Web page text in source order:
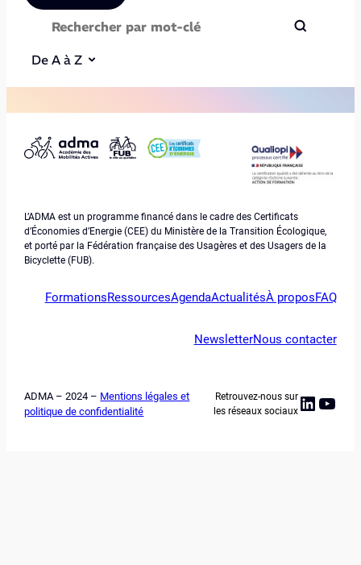
De A à Z
L’ADMA est un programme financé dans le cadre des Certificats
d’Économies d’Energie (CEE) du Ministère de la Transition Écologique,
et porté par la Fédération française des Usagères et des Usagers de la
Bicyclette (FUB).
FormationsRessourcesAgendaActualitésÀ proposFAQ
NewsletterNous contacter
ADMA – 2024 – Mentions légales et
politique de confidentialité
Retrouvez-nous sur
les réseaux sociaux